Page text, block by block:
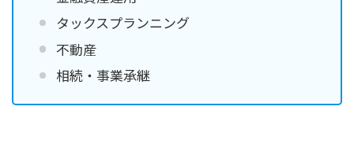
タックスプランニング
不動産
相続・事業承継